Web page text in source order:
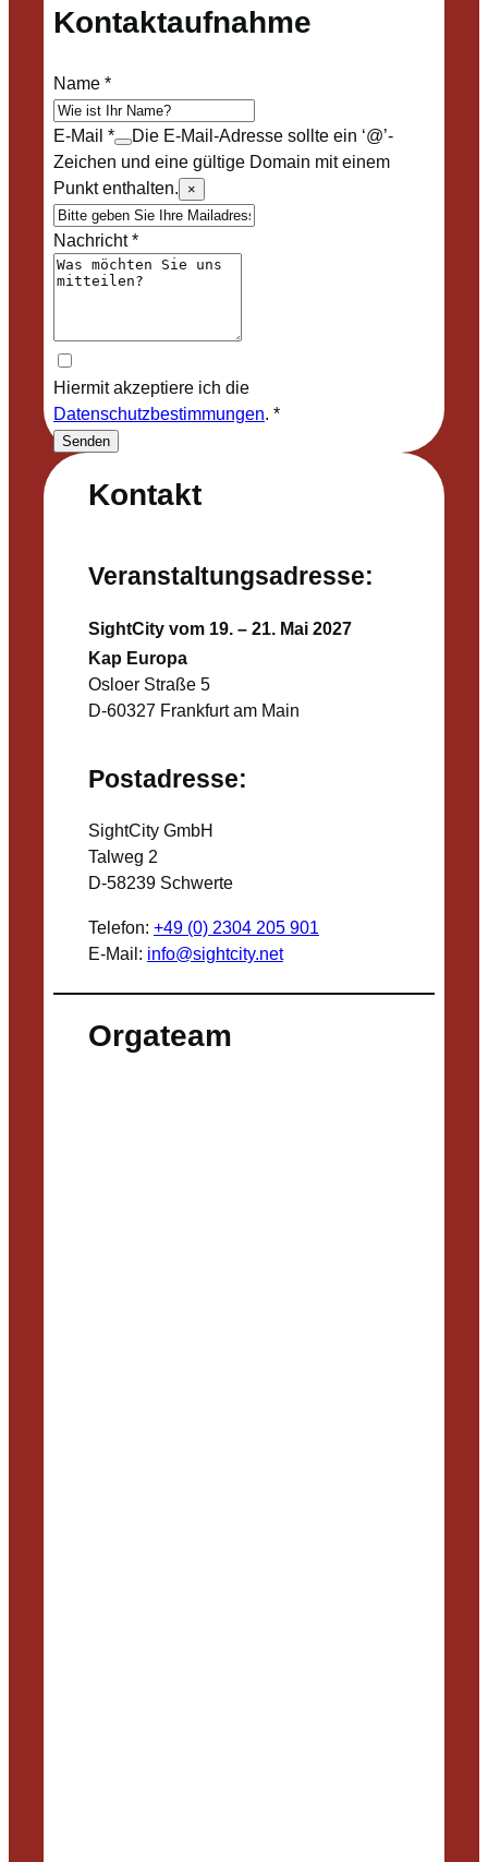
Kontakt
Veranstaltungsadresse:
SightCity vom 19. – 21. Mai 2027
Kap Europa
Osloer Straße 5
D-60327 Frankfurt am Main
Postadresse:
SightCity GmbH
Talweg 2
D-58239 Schwerte
Telefon: +49 (0) 2304 205 901
E-Mail: info@sightcity.net
Orgateam
Kontaktaufnahme
Name*
E-Mail *
Die E-Mail-Adresse sollte ein ‘@’-
Zeichen und eine gültige Domain mit einem
Punkt enthalten.
×
Nachricht*
Hiermit akzeptiere ich die
Datenschutzbestimmungen. *
Senden